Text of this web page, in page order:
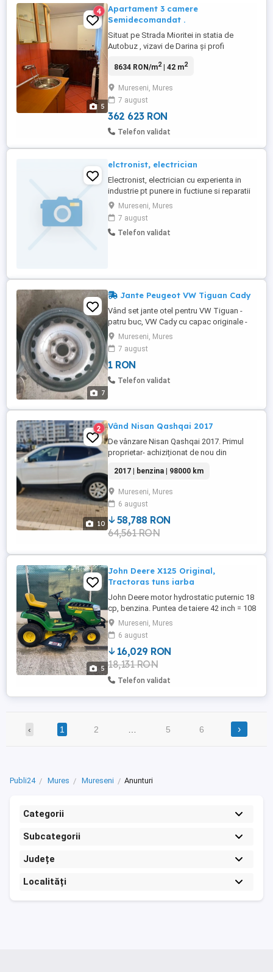
5
4
Apartament 3 camere
Semidecomandat .
Situat pe Strada Mioritei in statia de
Autobuz , vizavi de Darina și profi
liniste si un peisaj . Este mobilat cu
la nr de Telefon .prețul este de 71000mii
Euro, ușor negociabil !
8634 RON/m2| 42 m2
Mureseni, Mures
7 august
362 623 RON
Telefon validat
elctronist, electrician
Electronist, electrician cu experienta in
industrie pt punere in fuctiune si reparatii
la variatoarele de turatie pt motoare de
curent continu si alternativ, depanaj pt
placi electronice pt automatisme cu
circuite logice si alte aparate, depanaj
Mureseni, Mures
7 august
Telefon validat
7
Jante Peugeot VW Tiguan Cady
Vând set jante otel pentru VW Tiguan -
patru buc, VW Cady cu capac originale -
patru buc și Peugeot 307 - patru
buc.0742358709
Mureseni, Mures
7 august
1 RON
Telefon validat
10
2 Vând Nisan Qashqai 2017
De vânzare Nisan Qashqai 2017. Primul
proprietar- achiziționat de nou din
funcționează impecabil. Se vinde cu 4
anvelope fără jante de vara.
2017 | benzina | 98000 km
Mureseni, Mures
6 august
58,788 RON
64,561 RON
5
John Deere X125 Original,
Tractoras tuns iarba
John Deere motor hydrostatic puternic 18
cp, benzina. Puntea de taiere 42 inch = 108
cm, Full service inclusiv lame noi de
taiere.Arata si functioneaza impecabil. Se
vinde ce este expus in poze !
Mureseni, Mures
6 august
16,029 RON
18,131 RON
Telefon validat
‹ 1 2 5 6 ›
Publi24 Mures Mureseni Anunturi
Categorii
Subcategorii
Județe
Localități